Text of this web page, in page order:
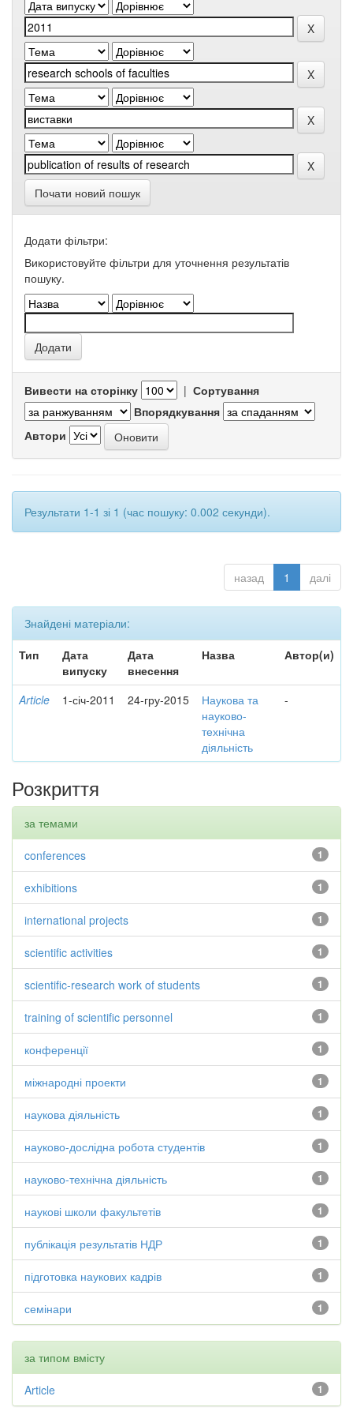
Почати новий пошук
Додати фільтри:
Використовуйте фільтри для уточнення результатів
пошуку.
Вивести на сторінку | Сортування
Впорядкування
Автори
Результати 1-1 зі 1 (час пошуку: 0.002 секунди).
назад 1 далі
Знайдені матеріали:
Тип
Дата
випуску
Дата
внесення
Назва Автор(и)
Article 1-січ-2011 24-гру-2015
Наукова та
науково-
технічна
діяльність
-
Розкриття
за темами
1
conferences
1
exhibitions
1
international projects
1
scientific activities
1
scientific-research work of students
1
training of scientific personnel
1
конференції
1
міжнародні проекти
1
наукова діяльність
1
науково-дослідна робота студентів
1
науково-технічна діяльність
1
наукові школи факультетів
1
публікація результатів НДР
1
підготовка наукових кадрів
1
семінари
за типом вмісту
1
Article